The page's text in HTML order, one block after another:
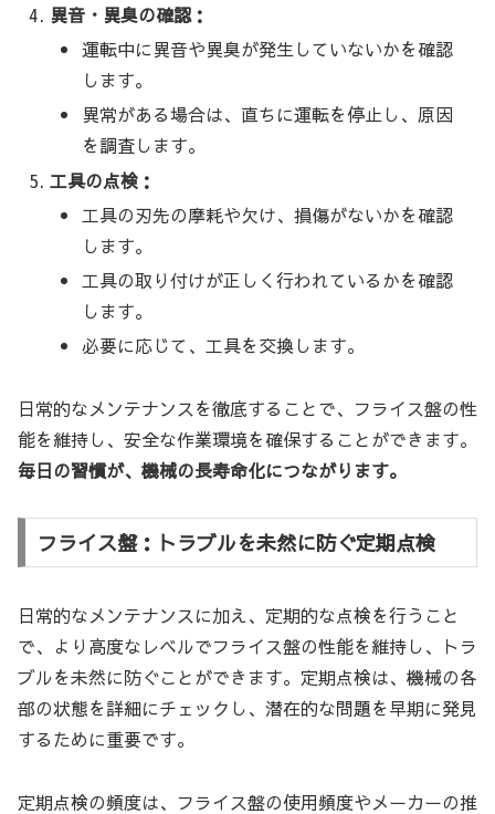
異音・異臭の確認：
運転中に異音や異臭が発生していないかを確認
します。
異常がある場合は、直ちに運転を停止し、原因
を調査します。
工具の点検：
工具の刃先の摩耗や欠け、損傷がないかを確認
します。
工具の取り付けが正しく行われているかを確認
します。
必要に応じて、工具を交換します。
日常的なメンテナンスを徹底することで、フライス盤の性
能を維持し、安全な作業環境を確保することができます。
毎日の習慣が、機械の長寿命化につながります。
フライス盤：トラブルを未然に防ぐ定期点検
日常的なメンテナンスに加え、定期的な点検を行うこと
で、より高度なレベルでフライス盤の性能を維持し、トラ
ブルを未然に防ぐことができます。定期点検は、機械の各
部の状態を詳細にチェックし、潜在的な問題を早期に発見
するために重要です。
定期点検の頻度は、フライス盤の使用頻度やメーカーの推